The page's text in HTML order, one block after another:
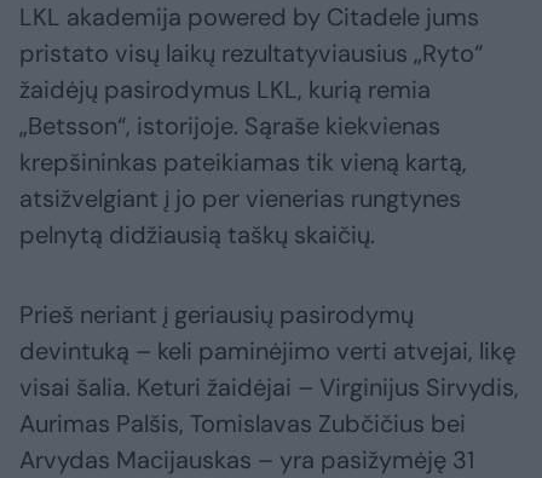
LKL akademija powered by Citadele jums
pristato visų laikų rezultatyviausius „Ryto“
žaidėjų pasirodymus LKL, kurią remia
„Betsson“, istorijoje. Sąraše kiekvienas
krepšininkas pateikiamas tik vieną kartą,
atsižvelgiant į jo per vienerias rungtynes
pelnytą didžiausią taškų skaičių.
Prieš neriant į geriausių pasirodymų
devintuką – keli paminėjimo verti atvejai, likę
visai šalia. Keturi žaidėjai – Virginijus Sirvydis,
Aurimas Palšis, Tomislavas Zubčičius bei
Arvydas Macijauskas – yra pasižymėję 31